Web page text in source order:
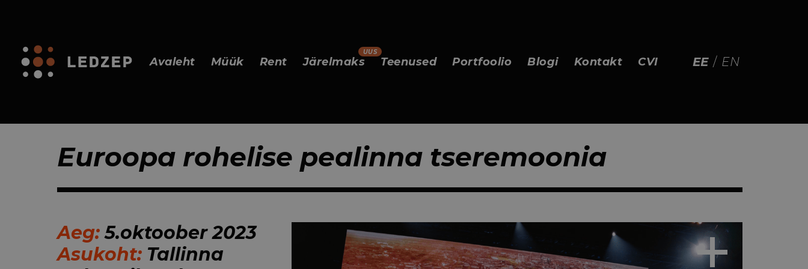
Avaleht Müük Rent Järelmaks Teenused Portfoolio Blogi Kontakt CVI EE / EN
Euroopa rohelise pealinna tseremoonia
Aeg:5.oktoober 2023
Asukoht:Tallinna